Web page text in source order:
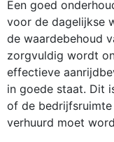
Een goed
voor de dagelijkse
de waardebehoud
zorgvuldig wordt
effectieve
in goede staat. Dit
of de
verhuurd moet